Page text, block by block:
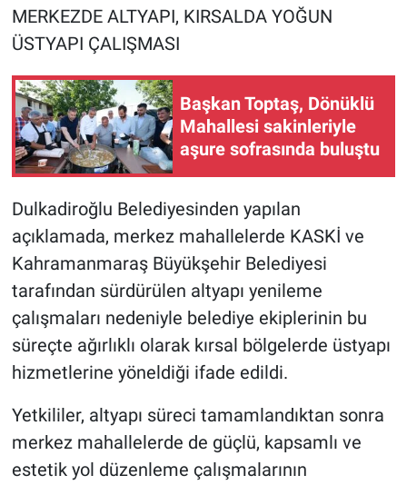
MERKEZDE ALTYAPI, KIRSALDA YOĞUN
ÜSTYAPI ÇALIŞMASI
Başkan Toptaş, Dönüklü
Mahallesi sakinleriyle
aşure sofrasında buluştu
Dulkadiroğlu Belediyesinden yapılan
açıklamada, merkez mahallelerde KASKİ ve
Kahramanmaraş Büyükşehir Belediyesi
tarafından sürdürülen altyapı yenileme
çalışmaları nedeniyle belediye ekiplerinin bu
süreçte ağırlıklı olarak kırsal bölgelerde üstyapı
hizmetlerine yöneldiği ifade edildi.
Yetkililer, altyapı süreci tamamlandıktan sonra
merkez mahallelerde de güçlü, kapsamlı ve
estetik yol düzenleme çalışmalarının